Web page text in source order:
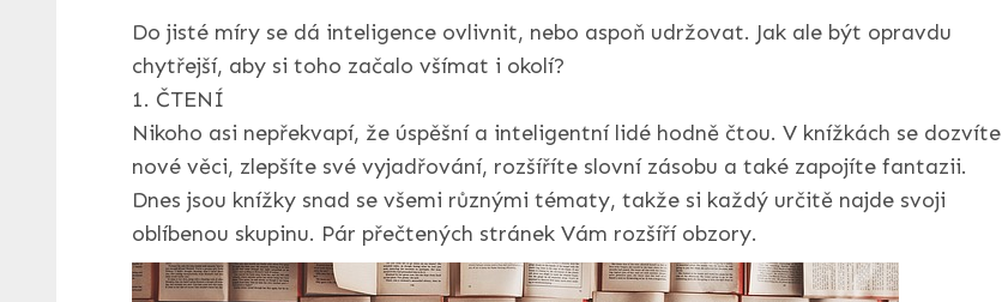
Do jisté míry se dá inteligence ovlivnit, nebo aspoň udržovat. Jak ale být opravdu
chytřejší, aby si toho začalo všímat i okolí?
1. ČTENÍ
Nikoho asi nepřekvapí, že úspěšní a inteligentní lidé hodně čtou. V knížkách se dozvíte
nové věci, zlepšíte své vyjadřování, rozšíříte slovní zásobu a také zapojíte fantazii.
Dnes jsou knížky snad se všemi různými tématy, takže si každý určitě najde svoji
oblíbenou skupinu. Pár přečtených stránek Vám rozšíří obzory.